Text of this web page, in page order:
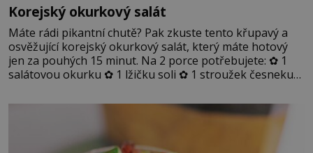
Korejský okurkový salát
Máte rádi pikantní chutě? Pak zkuste tento křupavý a
osvěžující korejský okurkový salát, který máte hotový
jen za pouhých 15 minut. Na 2 porce potřebujete: ✿ 1
salátovou okurku ✿ 1 lžičku soli ✿ 1 stroužek česneku
sezamového oleje ✿ 1 lžičku chilli ✿ 1 lžičku cukru ✿ 1
jarní cibulku ✿ 1 lžíci sezamových semínek